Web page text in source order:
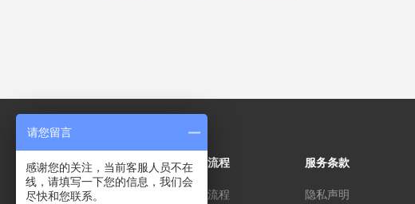
关于
关于我们
操作流程
注册流程
服务条款
隐私声明
请您留言
感谢您的关注，当前客服人员不在
线，请填写一下您的信息，我们会
尽快和您联系。